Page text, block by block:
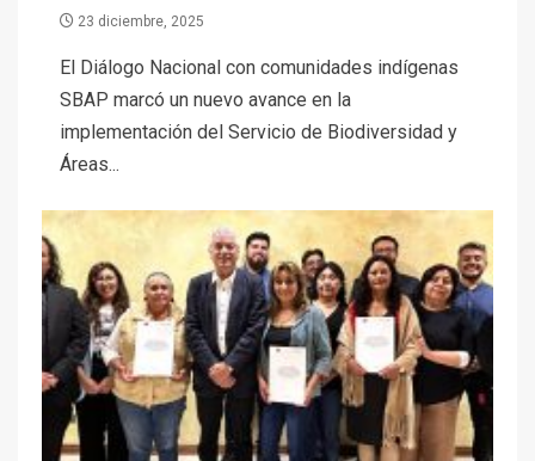
23 diciembre, 2025
El Diálogo Nacional con comunidades indígenas
SBAP marcó un nuevo avance en la
implementación del Servicio de Biodiversidad y
Áreas...